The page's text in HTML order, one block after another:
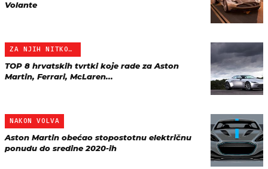
Volante
ZA NJIH NITKO NIJE ČUO
TOP 8 hrvatskih tvrtki koje rade za Aston
Martin, Ferrari, McLaren...
NAKON VOLVA
Aston Martin obećao stopostotnu električnu
ponudu do sredine 2020-ih